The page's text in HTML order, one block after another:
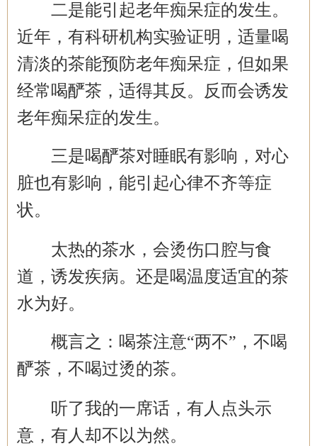
二是能引起老年痴呆症的发生。
近年，有科研机构实验证明，适量喝
清淡的茶能预防老年痴呆症，但如果
经常喝酽茶，适得其反。反而会诱发
老年痴呆症的发生。
三是喝酽茶对睡眠有影响，对心
脏也有影响，能引起心律不齐等症
状。
太热的茶水，会烫伤口腔与食
道，诱发疾病。还是喝温度适宜的茶
水为好。
概言之：喝茶注意“两不”，不喝
酽茶，不喝过烫的茶。
听了我的一席话，有人点头示
意，有人却不以为然。